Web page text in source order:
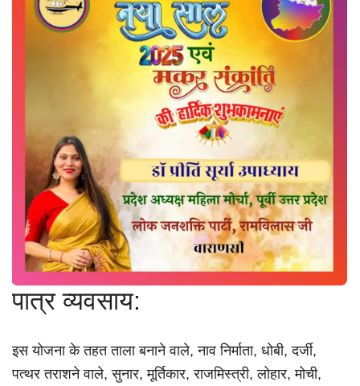
पात्र व्यवसाय:
इस योजना के तहत ताला बनाने वाले, नाव निर्माता, धोबी, दर्जी,
पत्थर तराशने वाले, सुनार, मूर्तिकार, राजमिस्त्री, लोहार, मोची,